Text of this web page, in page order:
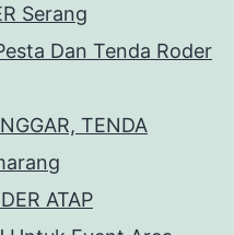
Serang
Dan Tenda Roder
TENDA
ATAP